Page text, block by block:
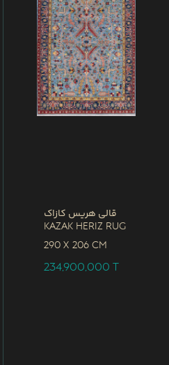
قالی هریس کازاک
Kazak Heriz Rug
290 x 206 CM
234,900,000T